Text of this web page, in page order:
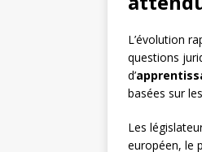
L’évolution
questions
d’
basées sur
Les
européen, le